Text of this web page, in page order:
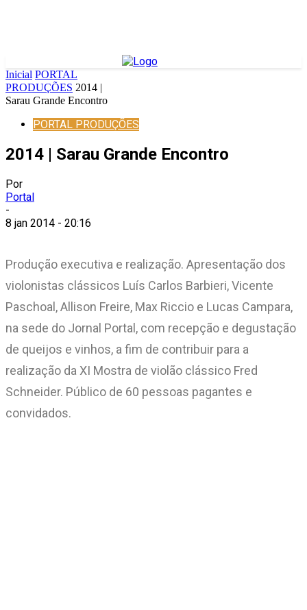
Inicial PORTAL
PRODUÇÕES 2014 |
Sarau Grande Encontro
PORTAL PRODUÇÕES
2014 | Sarau Grande Encontro
Por
Portal
-
8 jan 2014 - 20:16
Produção executiva e realização. Apresentação dos
violonistas clássicos Luís Carlos Barbieri, Vicente
Paschoal, Allison Freire, Max Riccio e Lucas Campara,
na sede do Jornal Portal, com recepção e degustação
de queijos e vinhos, a fim de contribuir para a
realização da XI Mostra de violão clássico Fred
Schneider. Público de 60 pessoas pagantes e
convidados.